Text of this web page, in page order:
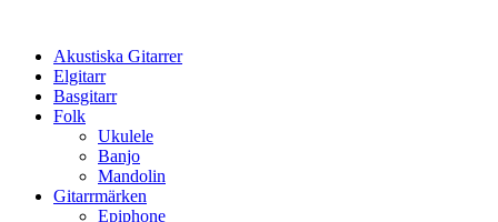
innehållAkustiska Gitarrer
Elgitarr
Basgitarr
Folk
Ukulele
Banjo
Mandolin
Gitarrmärken
Epiphone